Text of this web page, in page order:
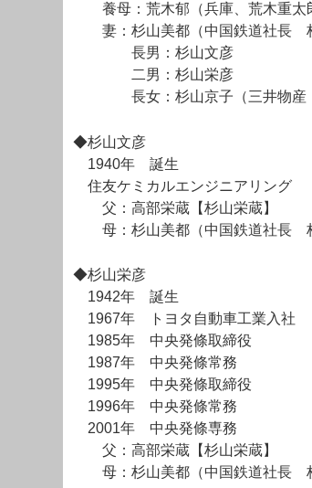
養母：荒木郁（兵庫、荒木重太
妻：杉山美都（中国鉄道社長 杉
長男：杉山文彦
二男：杉山栄彦
長女：杉山京子（三井物産 熊
◆杉山文彦
1940年 誕生
住友ケミカルエンジニアリング
父：高部栄蔵【杉山栄蔵】
母：杉山美都（中国鉄道社長 杉
◆杉山栄彦
1942年 誕生
1967年 トヨタ自動車工業入社
1985年 中央発條取締役
1987年 中央発條常務
1995年 中央発條取締役
1996年 中央発條常務
2001年 中央発條専務
父：高部栄蔵【杉山栄蔵】
母：杉山美都（中国鉄道社長 杉